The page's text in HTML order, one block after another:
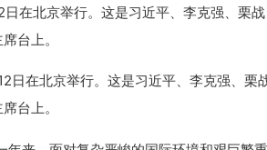
在北京举行。这是习近平、李克强、栗
台上。